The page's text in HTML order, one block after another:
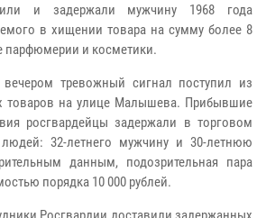
и задержали мужчину 1968 года
в хищении товара на сумму более 8
парфюмерии и косметики.
тревожный сигнал поступил из
товаров на улице Малышева. Прибывшие
росгвардейцы задержали в торговом
32-летнего мужчину и 30-летнюю
данным, подозрительная пара
порядка 10 000 рублей.